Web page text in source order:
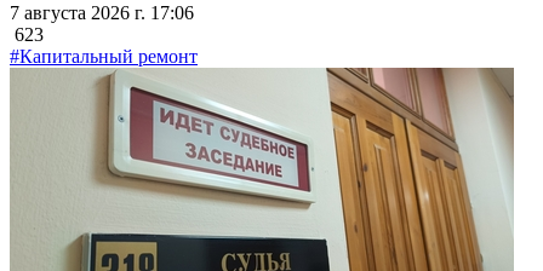
7 августа 2026 г. 17:06
623
#Капитальный ремонт